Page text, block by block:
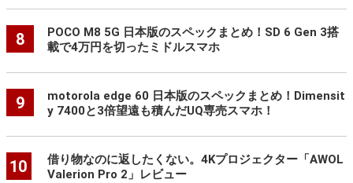
8
POCO M8 5G 日本版のスペックまとめ！SD 6 Gen 3搭
載で4万円を切ったミドルスマホ
9
motorola edge 60 日本版のスペックまとめ！Dimensit
y 7400と3倍望遠も積んだUQ専売スマホ！
10
借り物なのに返したくない。4Kプロジェクター「AWOL
Valerion Pro 2」レビュー